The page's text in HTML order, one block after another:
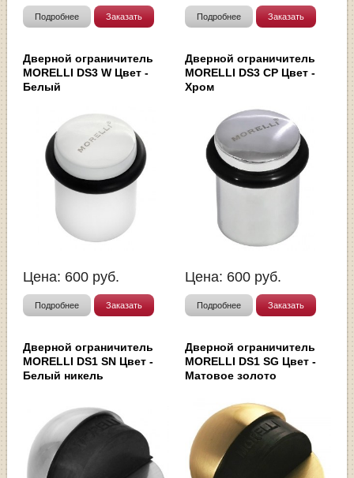
Подробнее Заказать Подробнее Заказать
Дверной ограничитель
MORELLI DS3 W Цвет -
Белый
Цена: 600 руб.
Подробнее Заказать
Дверной ограничитель
MORELLI DS3 CP Цвет -
Хром
Цена: 600 руб.
Подробнее Заказать
Дверной ограничитель
MORELLI DS1 SN Цвет -
Белый никель
Дверной ограничитель
MORELLI DS1 SG Цвет -
Матовое золото